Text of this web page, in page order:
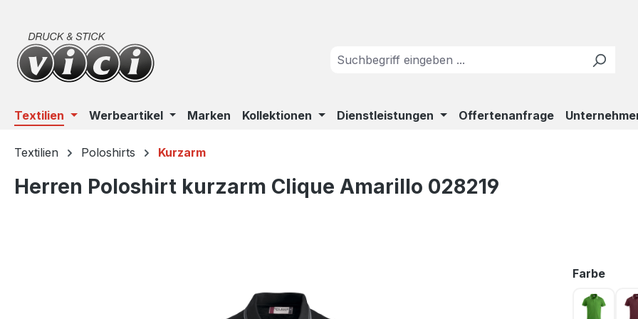
Textilien Werbeartikel Marken Kollektionen Dienstleistungen Offertenanfrage
Textilien Poloshirts Kurzarm
Herren Poloshirt kurzarm Clique Amarillo 028219
Farbe